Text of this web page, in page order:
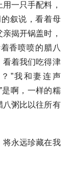
一只手配料，
叙说，看着母
揭开锅盖时，
香喷喷的腊八
看着我们吃得津
”我和妻连声
是啊，一样的糯
八粥比以往所有
将永远珍藏在我